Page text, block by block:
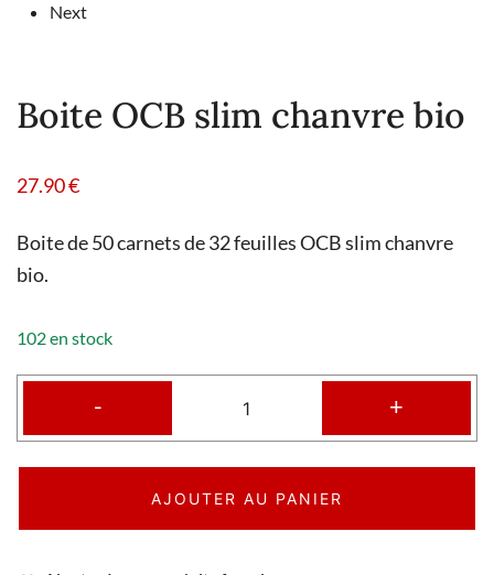
Next
Boite OCB slim chanvre bio
27.90€
Boite de 50 carnets de 32 feuilles OCB slim chanvre
bio.
102 en stock
- +
AJOUTER AU PANIER